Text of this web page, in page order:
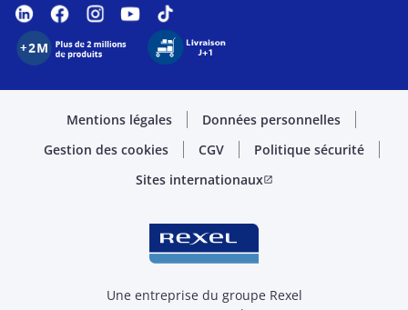
Mentions légales
Données personnelles
Gestion des cookies
CGV
Politique sécurité
Sites internationauxopen_in_new
Une entreprise du groupe Rexel